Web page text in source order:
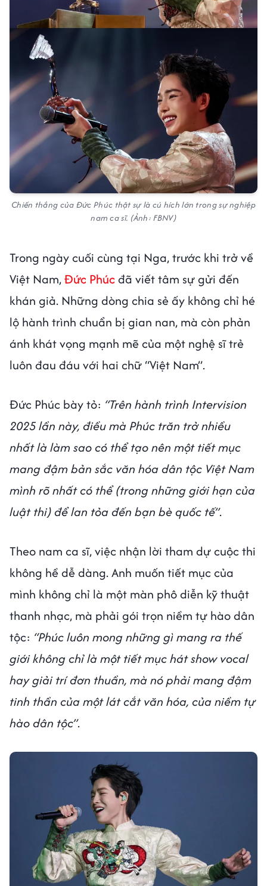
Chiến thắng của Đức Phúc thật sự là cú hích lớn trong sự nghiệp
nam ca sĩ. (Ảnh: FBNV)
Trong ngày cuối cùng tại Nga, trước khi trở về
Việt Nam,Đức Phúcđã viết tâm sự gửi đến
khán giả. Những dòng chia sẻ ấy không chỉ hé
lộ hành trình chuẩn bị gian nan, mà còn phản
ánh khát vọng mạnh mẽ của một nghệ sĩ trẻ
luôn đau đáu với hai chữ “Việt Nam”.
Đức Phúc bày tỏ: “Trên hành trình Intervision
2025 lần này, điều mà Phúc trăn trở nhiều
nhất là làm sao có thể tạo nên một tiết mục
mang đậm bản sắc văn hóa dân tộc Việt Nam
mình rõ nhất có thể (trong những giới hạn của
luật thi) để lan tỏa đến bạn bè quốc tế”.
Theo nam ca sĩ, việc nhận lời tham dự cuộc thi
không hề dễ dàng. Anh muốn tiết mục của
mình không chỉ là một màn phô diễn kỹ thuật
thanh nhạc, mà phải gói trọn niềm tự hào dân
tộc: “Phúc luôn mong những gì mang ra thế
giới không chỉ là một tiết mục hát show vocal
hay giải trí đơn thuần, mà nó phải mang đậm
tinh thần của một lát cắt văn hóa, của niềm tự
hào dân tộc”.